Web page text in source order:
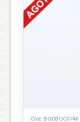
Cód: BOCBOC0746
VENTANITA